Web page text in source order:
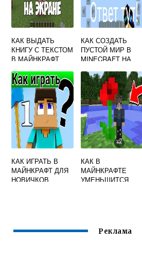
КАК ВЫДАТЬ
КНИГУ С ТЕКСТОМ
В МАЙНКРАФТ
КАК СОЗДАТЬ
ПУСТОЙ МИР В
MINECRAFT НА
КАК ИГРАТЬ В
МАЙНКРАФТ ДЛЯ
НОВИЧКОВ
КАК В
МАЙНКРАФТЕ
УМЕНЬШИТСЯ
Реклама